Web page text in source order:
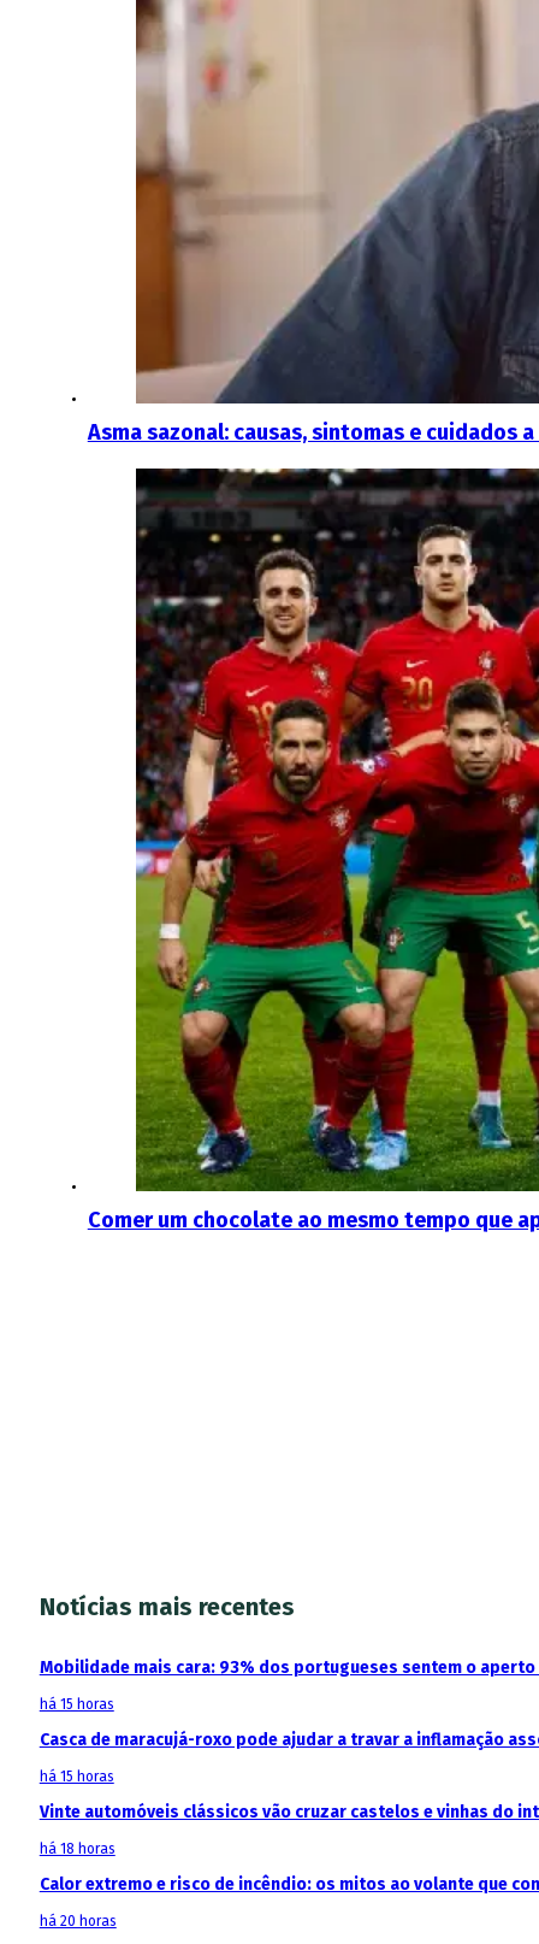
Asma sazonal: causas, sintomas e cuidados
Comer um chocolate ao mesmo tempo que
Notícias mais recentes
Mobilidade mais cara: 93% dos portugueses sentem o
há 15 horas
Casca de maracujá-roxo pode ajudar a travar a inflamação
há 15 horas
Vinte automóveis clássicos vão cruzar castelos e vinhas do
há 18 horas
Calor extremo e risco de incêndio: os mitos ao volante que
há 20 horas